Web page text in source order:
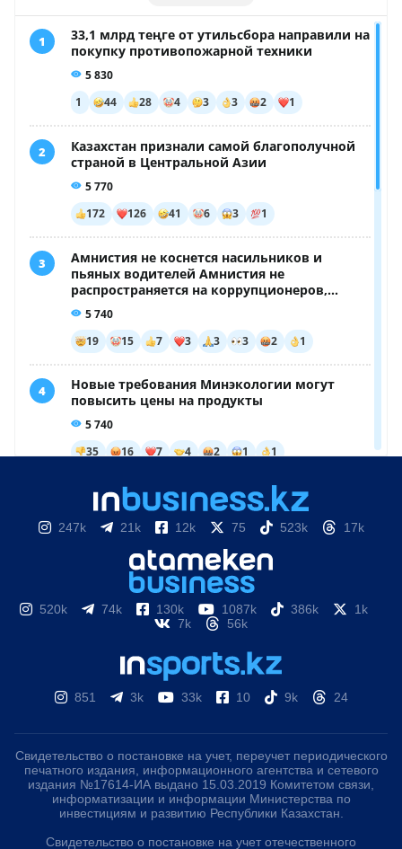
247k 21k 12k 75 523k 17k
520k 74k 130k 1087k 386k
1k
7k
56k
851 3k 33k 10 9k 24
Свидетельство о постановке на учет, переучет периодического
печатного издания, информационного агентства и сетевого
издания №17614-ИА выдано 15.03.2019 Комитетом связи,
информатизации и информации Министерства по
инвестициям и развитию Республики Казахстан.
Свидетельство о постановке на учет отечественного